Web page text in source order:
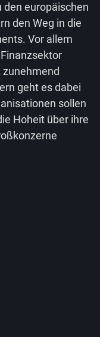
den europäischen
den Weg in die
Vor allem
geht es dabei
sollen
Hoheit über ihre